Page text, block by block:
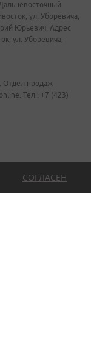
СОГЛАСЕН
ул. Уборевича,
Юрьевич. Адрес
ул. Уборевича,
Отдел продаж
Тел.: +7 (423)